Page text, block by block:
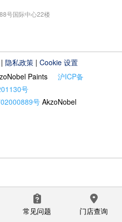
号国际中心22楼
|隐私政策 |Cookie 设置
Paints沪ICP备
号
号 AkzoNobel
常见问题 门店查询